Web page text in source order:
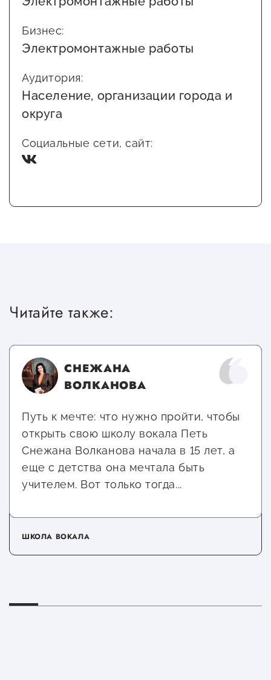
Госзакупки для малого
бизнеса
Каталог югорских франшиз
Инвестору
Самозанятому
Новости УФНС
Каталог грантов
О фонде
Общая информация
Органы управления и надзора
Контакты
Вакансии
Бизнес:
Электромонтажные работы
Аудитория:
Население, организации города и
округа
Социальные сети, сайт:
Читайте также:
СНЕЖАНА
ВОЛКАНОВА
Путь к мечте: что нужно пройти, чтобы
открыть свою школу вокала Петь
Снежана Волканова начала в 15 лет, а
еще с детства она мечтала быть
учителем. Вот только тогда...
ШКОЛА ВОКАЛА